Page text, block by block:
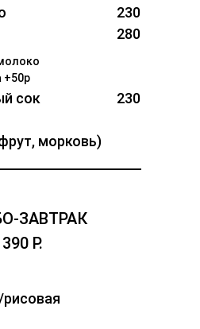
сок
морковь)
+50р
230
280
230
ЗАВТРАК
390 Р.